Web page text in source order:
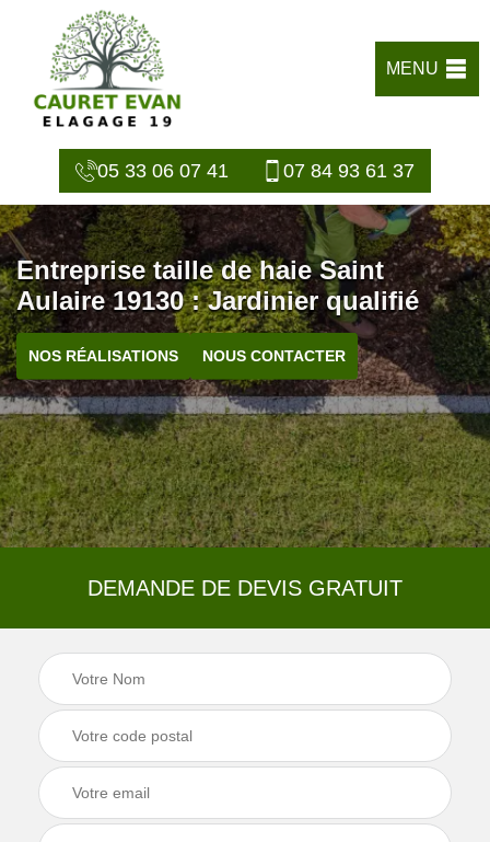
MENU
05 33 06 07 41 07 84 93 61 37
Entreprise taille de haie Saint
Aulaire 19130 : Jardinier qualifié
NOS RÉALISATIONS NOUS CONTACTER
DEMANDE DE DEVIS GRATUIT